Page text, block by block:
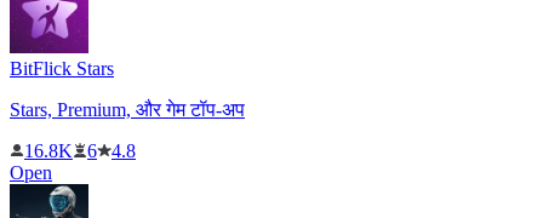
BitFlick Stars
Stars, Premium, और गेम टॉप-अप
16.8K
6
4.8
Open